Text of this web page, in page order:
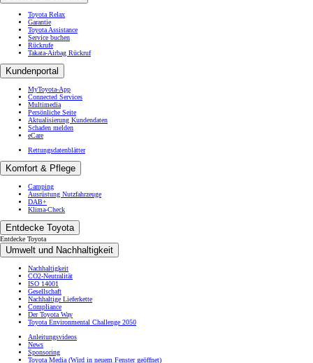
Toyota Relax
Garantie
Toyota Assistance
Service buchen
Rückrufe
Takata-Airbag Rückruf
Kundenportal
MyToyota-App
Connected Services
Multimedia
Persönliche Seite
Aktualisierung Kundendaten
Schaden melden
eCare
Rettungsdatenblätter
Komfort & Pflege
Camping
Ausrüstung Nutzfahrzeuge
DAB+
Klima-Check
Entdecke Toyota
Entdecke Toyota
Umwelt und Nachhaltigkeit
Nachhaltigkeit
CO2-Neutralität
ISO 14001
Gesellschaft
Nachhaltige Lieferkette
Compliance
Der Toyota Way
Toyota Environmental Challenge 2050
Anleitungsvideos
News
Sponsoring
Toyota Media (Wird in neuem Fenster geöffnet)